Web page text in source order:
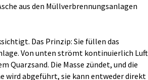
aus den Müllverbrennungsanlagen
Das Prinzip: Sie füllen das
Von unten strömt kontinuierlich Luft
Quarzsand. Die Masse zündet, und die
wird abgeführt, sie kann entweder direkt